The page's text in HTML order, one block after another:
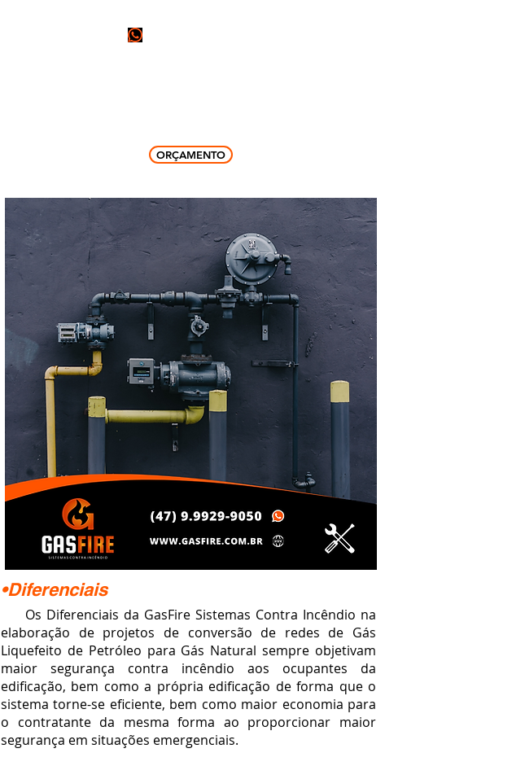
ORÇAMENTO
•Diferenciais
Os Diferenciais da GasFire Sistemas Contra Incêndio na
elaboração de projetos de conversão de redes de Gás
Liquefeito de Petróleo para Gás Natural sempre objetivam
maior segurança contra incêndio aos ocupantes da
edificação, bem como a própria edificação de forma que o
sistema torne-se eficiente, bem como maior economia para
o contratante da mesma forma ao proporcionar maior
segurança em situações emergenciais.